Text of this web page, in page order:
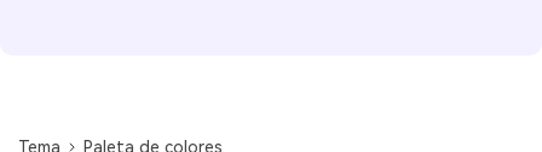
Tema
Paleta de colores